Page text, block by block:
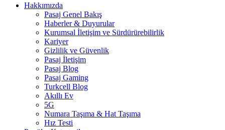
Hakkımızda
Pasaj Genel Bakış
Haberler & Duyurular
Kurumsal İletişim ve Sürdürürebilirlik
Kariyer
Gizlilik ve Güvenlik
Pasaj İletişim
Pasaj Blog
Pasaj Gaming
Turkcell Blog
Akıllı Ev
5G
Numara Taşıma & Hat Taşıma
Hız Testi